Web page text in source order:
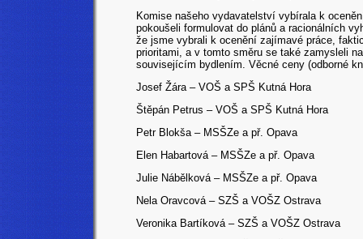
Komise našeho vydavatelství vybírala k
pokoušeli formulovat do plánů a racionálních
že jsme vybrali k ocenění zajímavé práce,
prioritami, a v tomto směru se také zamysleli
souvisejícím bydlením. Věcné ceny (odborné
Josef Žára – VOŠ a SPŠ Kutná Hora
Štěpán Petrus – VOŠ a SPŠ Kutná Hora
Petr Blokša – MSŠZe a př. Opava
Elen Habartová – MSŠZe a př. Opava
Julie Nábělková– MSŠZe a př. Opava
Nela Oravcová – SZŠ a VOŠZ Ostrava
Veronika Bartíková – SZŠ a VOŠZ Ostrava